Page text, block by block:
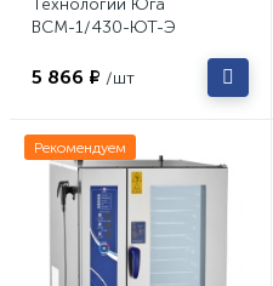
Технологии Юга
ВСМ-1/430-ЮТ-Э
5 866 ₽ /шт
Рекомендуем